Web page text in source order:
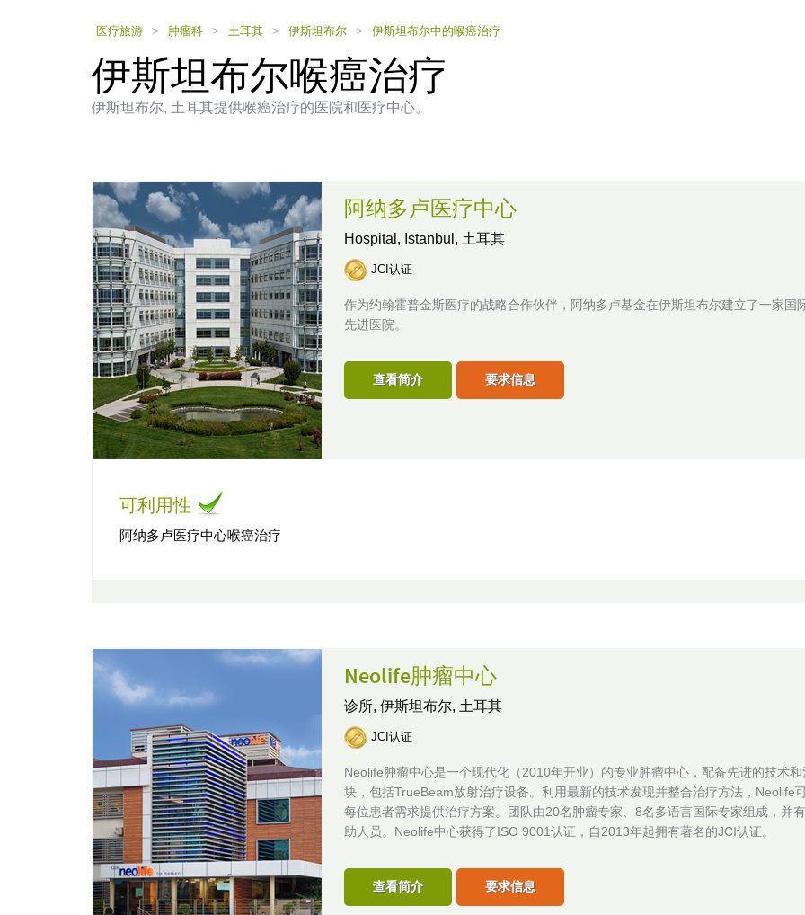
医疗旅游 > 肿瘤科 > 土耳其 > 伊斯坦布尔 > 伊斯坦布尔中的喉癌治疗
伊斯坦布尔喉癌治疗
伊斯坦布尔, 土耳其提供喉癌治疗的医院和医疗中心。
阿纳多卢医疗中心
Hospital, Istanbul, 土耳其
JCI认证
作为约翰霍普金斯医疗的战略合作伙伴，阿纳多卢基金在伊斯坦布尔建立了一家国
先进医院。
查看简介 要求信息
可利用性
阿纳多卢医疗中心喉癌治疗
Neolife肿瘤中心
诊所, 伊斯坦布尔, 土耳其
JCI认证
Neolife肿瘤中心是一个现代化（2010年开业）的专业肿瘤中心，配备先进的技术
块，包括TrueBeam放射治疗设备。利用最新的技术发现并整合治疗方法，Neolife
每位患者需求提供治疗方案。团队由20名肿瘤专家、8名多语言国际专家组成，并
助人员。Neolife中心获得了ISO 9001认证，自2013年起拥有著名的JCI认证。
查看简介 要求信息